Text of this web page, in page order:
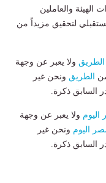
الهيئة والعاملين
لتحقيق مزيداً من
الطريق ولا يعبر عن وجهة
الطريق ونحن غير
السابق ذكرة.
اليوم ولا يعبر عن وجهة
اليوم ونحن غير
السابق ذكرة.